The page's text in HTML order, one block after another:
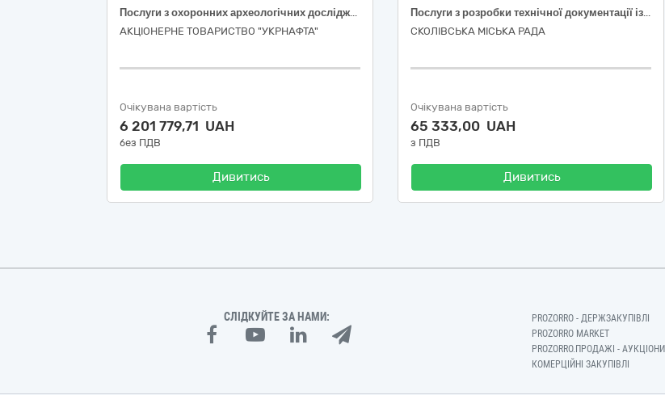
Послуги з охоронних археологічних досліджень культурного шару в зоні виявлення знахідок археологічного характеру по трубопроводу свердловини №145 +++ родовища на території Роменського району Сумської області
АКЦІОНЕРНЕ ТОВАРИСТВО "УКPНAФТА"
Очікувана вартість
6 201 779,71 UAH
без ПДВ
Дивитись
Послуги з розробки технічної документації із землеустрою щодо інвентаризації земельних ділянок
СКОЛІВСЬКА МІСЬКА РАДА
Очікувана вартість
65 333,00 UAH
з ПДВ
Дивитись
СЛІДКУЙТЕ ЗА НАМИ:
PROZORRO - ДЕРЖЗАКУПІВЛІ
PROZORRO MARKET
PROZORRO.ПРОДАЖІ - АУКЦІОНИ
КОМЕРЦІЙНІ ЗАКУПІВЛІ